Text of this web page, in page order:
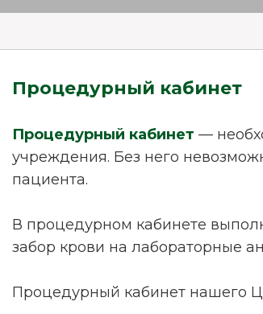
Процедурный кабинет
Процедурный кабинет —
учреждения. Без него
пациента.
В процедурном кабинете
забор крови на лабораторные
Процедурный кабинет нашего